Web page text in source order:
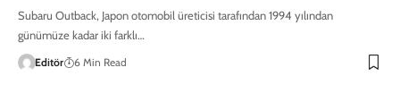
Subaru Outback, Japon otomobil üreticisi tarafından 1994 yılından
günümüze kadar iki farklı…
Editör 6 Min Read